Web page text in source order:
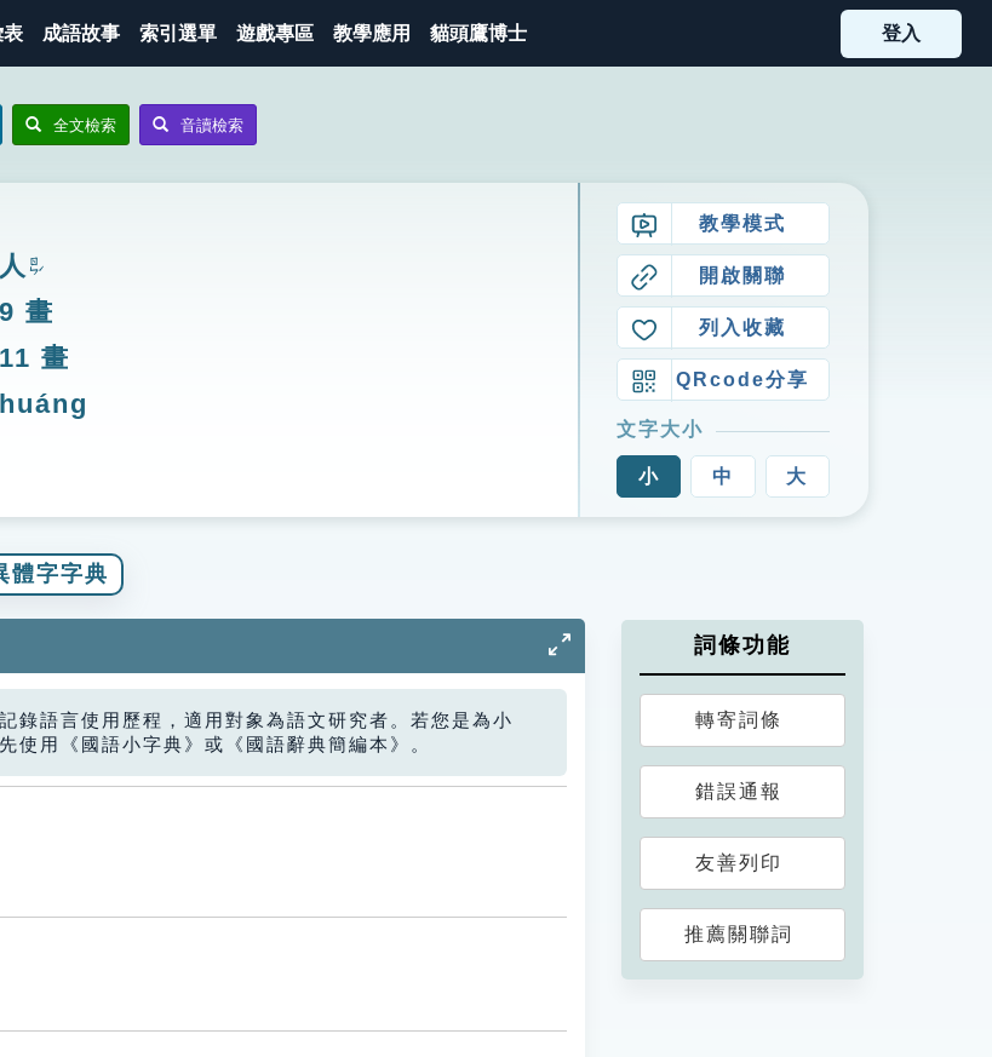
表 成語故事 索引選單 遊戲專區 教學應用 貓頭鷹博士 登入
全文檢索 音讀檢索
人 ㄖㄣˊ
9 畫
11 畫
huáng
教學模式
開啟關聯
列入收藏
QRcode分享
文字大小
小 中 大
體字字典
錄語言使用歷程，適用對象為語文研究者。若您是為小
使用《國語小字典》或《國語辭典簡編本》。
詞條功能
轉寄詞條
錯誤通報
友善列印
推薦關聯詞